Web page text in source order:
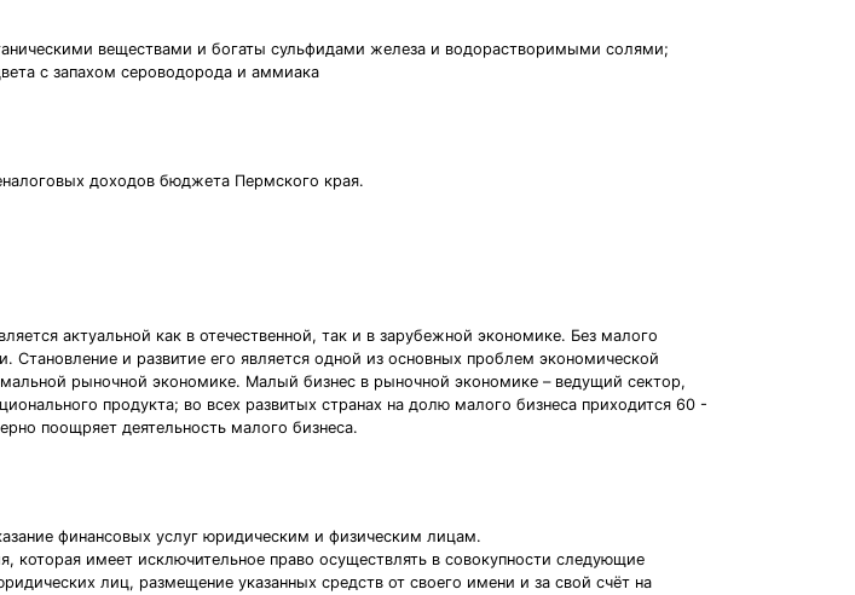
веществами и богаты сульфидами железа и водорастворимыми солями;
с запахом сероводорода и аммиака
доходов бюджета Пермского края.
актуальной как в отечественной, так и в зарубежной экономике. Без малого
Становление и развитие его является одной из основных проблем экономической
рыночной экономике. Малый бизнес в рыночной экономике – ведущий сектор,
продукта; во всех развитых странах на долю малого бизнеса приходится 60 -
поощряет деятельность малого бизнеса.
финансовых услуг юридическим и физическим лицам.
которая имеет исключительное право осуществлять в совокупности следующие
лиц, размещение указанных средств от своего имени и за свой счёт на